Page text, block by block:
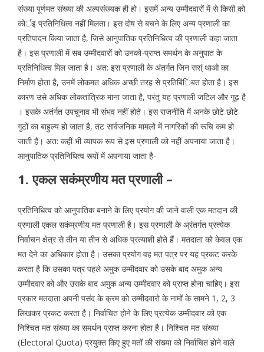
संख्या पूर्णमत संख्या की अल्पसंख्यक ही हो। इसमें अन्य उम्मीदवारों में से किसी को
कोर्इ प्रतिनिधित्व नहीं मिलता। इस दोष से बचने के लिए अन्य प्रणाली का
प्रतिपादन किया जाता है, जिसे आनुपातिक प्रतिनिधित्व की प्रणाली कहा जाता
है। इस प्रणाली में सब उम्मीदवारों को उनको-प्राप्त समर्थन के अनुपात के
प्रतिनिधित्व मिल जाता है। अत: इस प्रणाली के अंतर्गत जिन सस्ं थाओ का
निर्माण होता है, उनमें लोकमत अधिक अच्छी तरह से प्रतिबिंिबत होता है। इस
कारण उसे अधिक लोकतांत्रिक माना जाता है, परंतु यह प्रणाली जटिल और गूढ़ है
। इसके अतंर्गत उपचुनाव भी संभव नहीं होते। इस राजनीति में अनके छोटे छोटे
गुटों का बाहुल्य हो जाता है, तट सार्वजनिक मामलो में नागरिकों की रूचि कम हो
जाती है। अत: कहीं भी व्यापक रूप से इस प्रणाली को नहीं अपनाया जाता है।
आनुपातिक प्रतिनिधित्व रूपों में अपनाया जाता है-
1. एकल सकंम्रणीय मत प्रणाली –
प्रतिनिधित्व को आनुपातिक बनाने के लिए प्रयोग की जाने वाली एक मतदान की
प्रणाली एकल सकंम्रणीय मत प्रणाली है। इस प्रणाली के अ्रंतर्गत प्रत्येक
निर्वाचन क्षेत्र से तीन या तीन से अधिक प्रत्याशी होते हैं। मतदाता को केवल एक
मत देने का अधिकार होता है। उसका प्रयोग वह मत पत्र पर यह प्रकट करके
करता है कि उसका पत्र पहले अमुक उम्मीदवार को उसके बाद अमुक अन्य
उम्मीदवार को और उसके बाद अमुक अन्य उम्मीदवार को प्राप्त होना चाहिए। इस
प्रकार मतदाता अपनी पसंद के क्रम को उम्मीदवारो के नामों के सामने 1, 2, 3
लिखकर प्रकट करता है। निर्वाचित होने के लिए प्रत्येक उम्मीदवार को एक
निश्चित मत संख्या का समर्थन प्राप्त करना होता है। निश्चित मत संख्या
(Electoral Quota) प्रयुक्त किए हुए मतों की संख्या को निर्वाचित होने वाले